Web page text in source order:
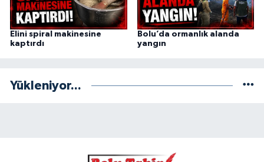
Elini spiral makinesine
kaptırdı
Bolu’da ormanlık alanda
yangın
Yükleniyor...